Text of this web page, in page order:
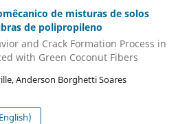
de misturas de solos
de polipropileno
and Crack Formation Process in
with Green Coconut Fibers
Anderson Borghetti Soares